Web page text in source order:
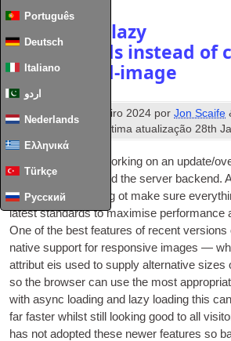
Português
Deutsch
Italiano
اردو
Nederlands
Ελληνικά
Türkçe
Русский
Responsive lazy
backgrounds instead of
background-image
Publicados 18 Janeiro 2024 porJon Scaife
. Ultima atualização28th
I’ve recently been work­ing on an update/
vari­ous web­sites and the serv­er backend.
cess I’ve been try­ing ot make sure
latest stand­ards to max­im­ise per­form­ance
One of the best fea­tures of recent
nat­ive sup­port for respons­ive images —
attribut eis used to sup­ply altern­at­ive sizes
so the browser can use the most
with async load­ing and lazy load­ing this
far faster whilst still look­ing good to all
has not adop­ted these new­er fea­tures so